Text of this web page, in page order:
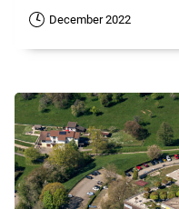
December 2022